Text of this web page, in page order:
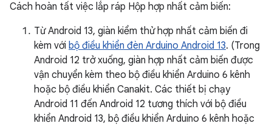
Cách hoàn tất việc lắp ráp Hộp hợp nhất cảm biến:
Từ Android 13, giàn kiểm thử hợp nhất cảm biến đi
kèm với bộ điều khiển đèn Arduino Android 13. (Trong
Android 12 trở xuống, giàn hợp nhất cảm biến được
vận chuyển kèm theo bộ điều khiển Arduino 6 kênh
hoặc bộ điều khiển Canakit. Các thiết bị chạy
Android 11 đến Android 12 tương thích với bộ điều
khiển Android 13, bộ điều khiển Arduino 6 kênh hoặc